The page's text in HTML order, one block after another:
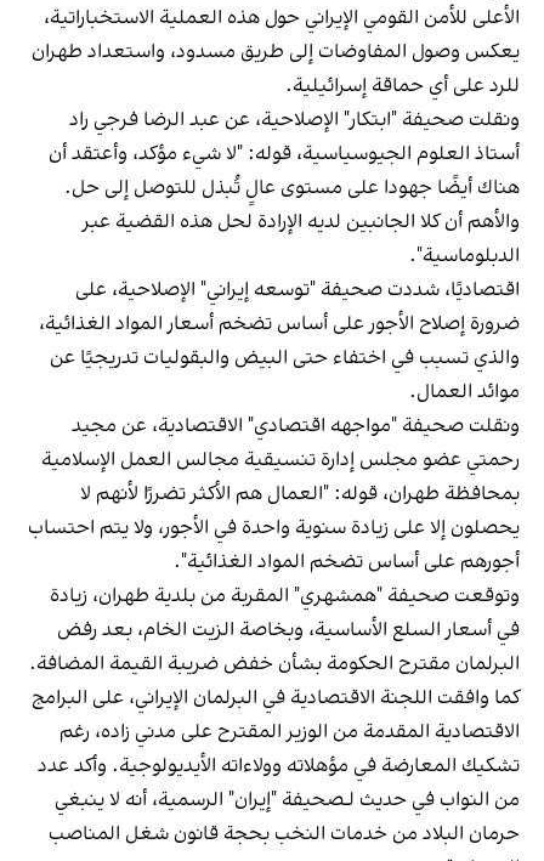
الأعلى للأمن القومي الإيراني حول هذه العملية الاستخباراتية،
يعكس وصول المفاوضات إلى طريق مسدود، واستعداد طهران
للرد على أي حماقة إسرائيلية.
ونقلت صحيفة "ابتكار" الإصلاحية، عن عبد الرضا فرجي راد
أستاذ العلوم الجيوسياسية، قوله: "لا شيء مؤكد، وأعتقد أن
هناك أيضًا جهودا على مستوى عالٍ تُبذل للتوصل إلى حل.
والأهم أن كلا الجانبين لديه الإرادة لحل هذه القضية عبر
الدبلوماسية".
اقتصاديًا، شددت صحيفة "توسعه إيراني" الإصلاحية، على
ضرورة إصلاح الأجور على أساس تضخم أسعار المواد الغذائية،
والذي تسبب في اختفاء حتى البيض والبقوليات تدريجيًا عن
موائد العمال.
ونقلت صحيفة "مواجهه اقتصادي" الاقتصادية، عن مجيد
رحمتي عضو مجلس إدارة تنسيقية مجالس العمل الإسلامية
بمحافظة طهران، قوله: "العمال هم الأكثر تضررًا لأنهم لا
يحصلون إلا على زيادة سنوية واحدة في الأجور، ولا يتم احتساب
أجورهم على أساس تضخم المواد الغذائية".
وتوقعت صحيفة "همشهري" المقربة من بلدية طهران، زيادة
في أسعار السلع الأساسية، وبخاصة الزيت الخام، بعد رفض
البرلمان مقترح الحكومة بشأن خفض ضريبة القيمة المضافة.
كما وافقت اللجنة الاقتصادية في البرلمان الإيراني، على البرامج
الاقتصادية المقدمة من الوزير المقترح على مدني زاده، رغم
تشكيك المعارضة في مؤهلاته وولاءاته الأيديولوجية. وأكد عدد
من النواب في حديث لـصحيفة "إيران" الرسمية، أنه لا ينبغي
حرمان البلاد من خدمات النخب بحجة قانون شغل المناصب